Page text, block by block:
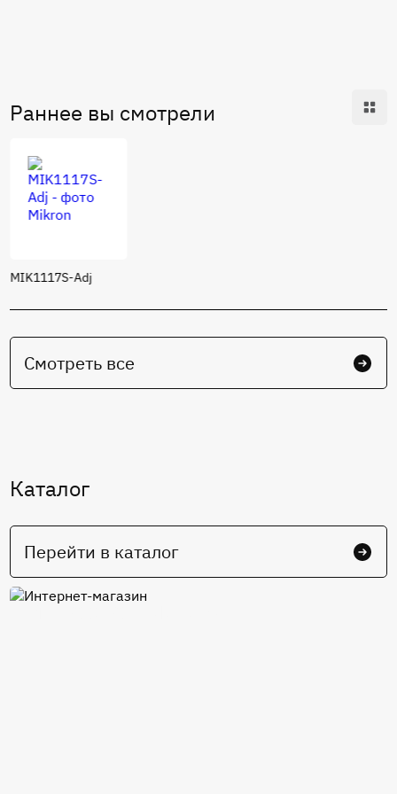
Раннее вы смотрели
MIK1117S-Adj
Смотреть все
Каталог
Перейти в каталог
Интернет-магазин